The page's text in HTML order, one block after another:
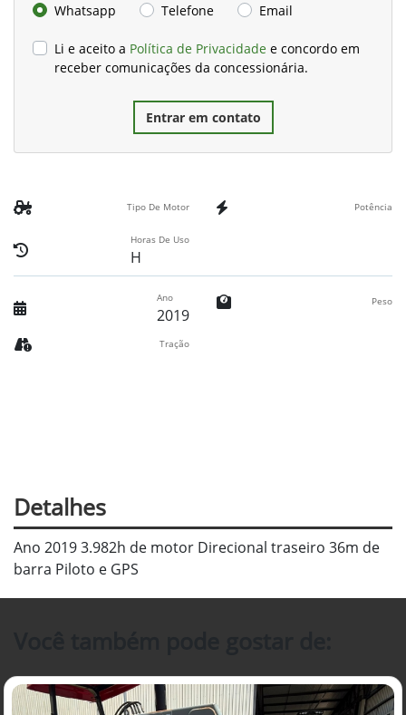
Whatsapp
Telefone Email
Li e aceito a Política de Privacidade e concordo em
receber comunicações da concessionária.
Entrar em contato
Tipo De Motor Potência
Horas De Uso
H
Ano
2019
Peso
Tração
Detalhes
Ano 2019 3.982h de motor Direcional traseiro 36m de
barra Piloto e GPS